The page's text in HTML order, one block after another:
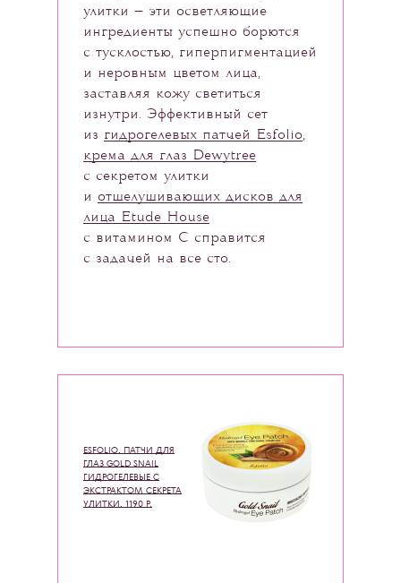
улитки — эти осветляющие
ингредиенты успешно борются
с тусклостью, гиперпигментацией
и неровным цветом лица,
заставляя кожу светиться
изнутри. Эффективный сет
из гидрогелевых патчей Esfolio,
крема для глаз Dewytree
с секретом улитки
и отшелушивающих дисков для
лица Etude House
с витамином С справится
с задачей на все сто.
ESFOLIO, ПАТЧИ ДЛЯ
ГЛАЗ GOLD SNAIL
ГИДРОГЕЛЕВЫЕ С
ЭКСТРАКТОМ СЕКРЕТА
УЛИТКИ, 1190 Р.